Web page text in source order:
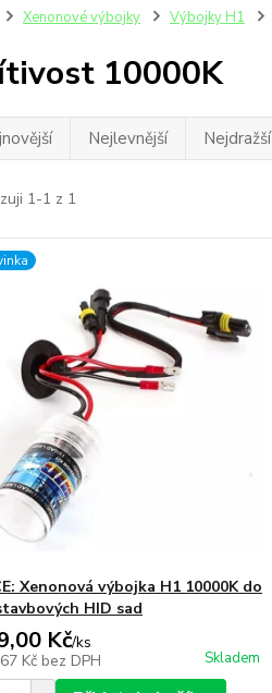
Xenonové výbojky Výbojky H1
10000K
Nejlevnější Nejdražší
1-1 z 1
Xenonová výbojka H1 10000K do
HID sad
Kč/ks
Kč bez DPH Skladem